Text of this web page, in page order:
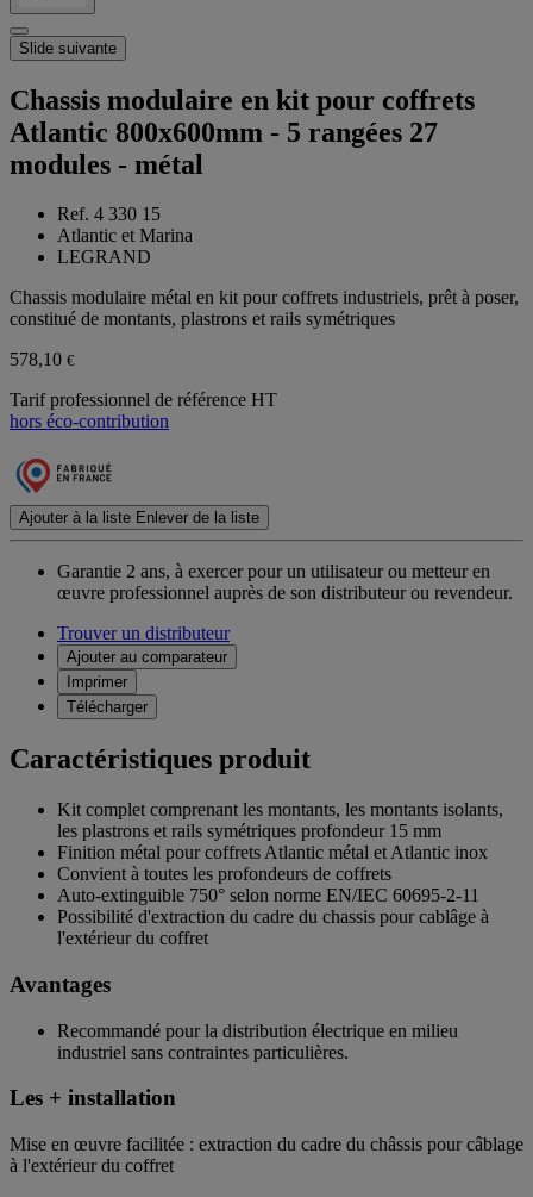
Slide suivante
Chassis modulaire en kit pour coffrets
Atlantic 800x600mm - 5 rangées 27
modules - métal
Ref. 4 330 15
Atlantic et Marina
LEGRAND
Chassis modulaire métal en kit pour coffrets industriels, prêt à poser,
constitué de montants, plastrons et rails symétriques
578,10 €
Tarif professionnel de référence HT
hors éco-contribution
Ajouter à la liste Enlever de la liste
Garantie 2 ans, à exercer pour un utilisateur ou metteur en
œuvre professionnel auprès de son distributeur ou revendeur.
Trouver un distributeur
Ajouter au comparateur
Imprimer
Télécharger
Caractéristiques produit
Kit complet comprenant les montants, les montants isolants,
les plastrons et rails symétriques profondeur 15 mm
Finition métal pour coffrets Atlantic métal et Atlantic inox
Convient à toutes les profondeurs de coffrets
Auto-extinguible 750° selon norme EN/IEC 60695-2-11
Possibilité d'extraction du cadre du chassis pour cablâge à
l'extérieur du coffret
Avantages
Recommandé pour la distribution électrique en milieu
industriel sans contraintes particulières.
Les + installation
Mise en œuvre facilitée : extraction du cadre du châssis pour câblage
à l'extérieur du coffret